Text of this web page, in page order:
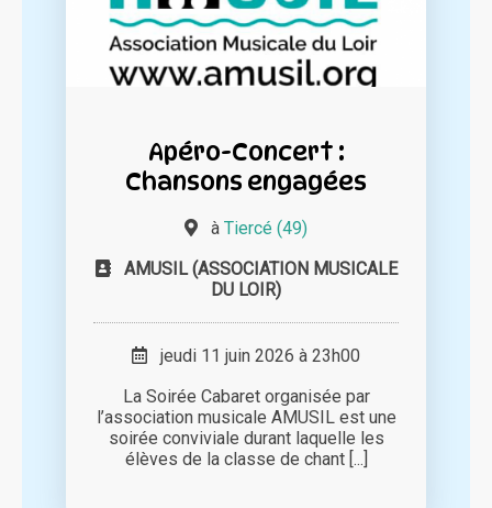
Apéro-Concert :
Chansons engagées
à Tiercé (49)
AMUSIL (ASSOCIATION MUSICALE
DU LOIR)
jeudi 11 juin 2026 à 23h00
La Soirée Cabaret organisée par
l’association musicale AMUSIL est une
soirée conviviale durant laquelle les
élèves de la classe de chant [...]